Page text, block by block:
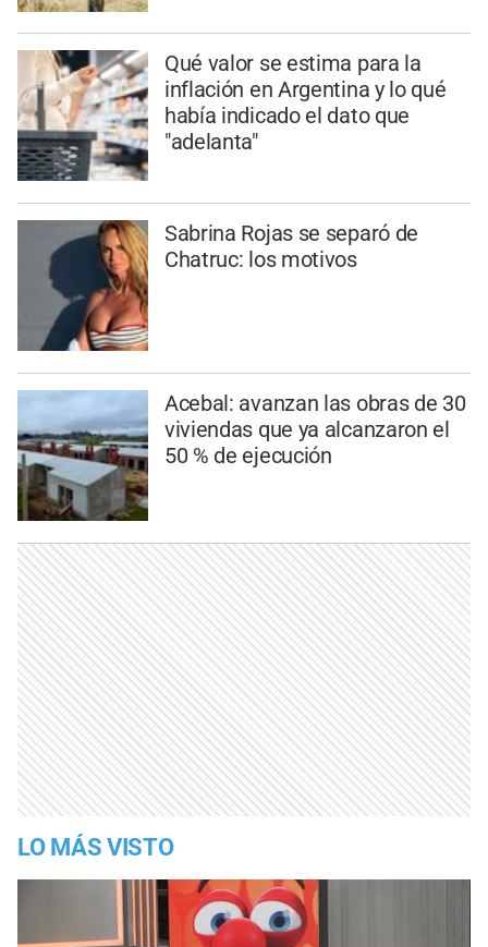
Qué valor se estima para la
inflación en Argentina y lo qué
había indicado el dato que
"adelanta"
Sabrina Rojas se separó de
Chatruc: los motivos
Acebal: avanzan las obras de 30
viviendas que ya alcanzaron el
50 % de ejecución
LO MÁS VISTO